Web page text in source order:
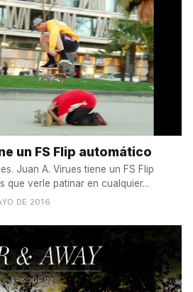
un FS Flip automático
Juan A. Virues tiene un FS Flip
que verle patinar en cualquier...
DE 2016